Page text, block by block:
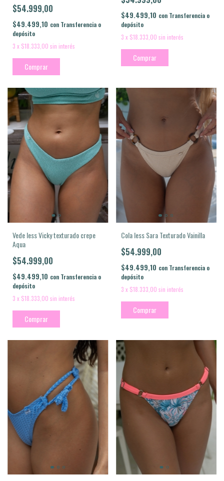
$54.999,00
$49.499,10 con Transferencia o
depósito
3 x $18.333,00 sin interés
Comprar
$49.499,10 con Transferencia o
depósito
3 x $18.333,00 sin interés
Comprar
Vede less Vicky texturado crepe
Aqua
$54.999,00
$49.499,10 con Transferencia o
depósito
3 x $18.333,00 sin interés
Comprar
Cola less Sara Texturado Vainilla
$54.999,00
$49.499,10 con Transferencia o
depósito
3 x $18.333,00 sin interés
Comprar